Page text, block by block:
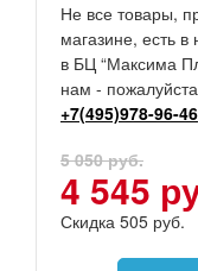
Не все товары,
магазине, есть
в БЦ “Максима
нам -
+7(495)978-96-46
5 050 руб.
4 545
Скидка 505 руб.